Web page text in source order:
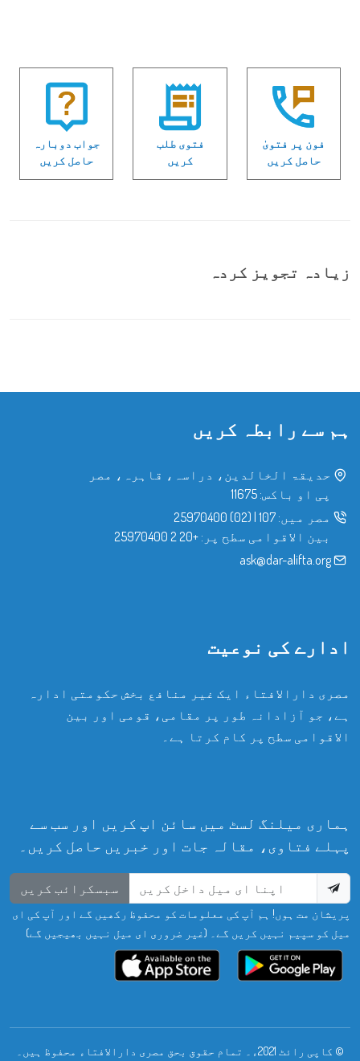
فون پر فتویٰ
حاصل کریں
فتوی طلب
کریں
جواب دوبارہ
حاصل کریں
زیادہ تجویز کردہ
ہم سے رابطہ کریں
حدیقۃ الخالدین، دراسہ، قاہرہ، مصر
پی او باکس: 11675
مصر میں: 107
|
(02) 25970400
بین الاقوامی سطح پر: +20 2 25970400
ask@dar-alifta.org
ادارے کی نوعیت
مصری دارالافتاء ایک غیر منافع بخش حکومتی ادارہ
ہے، جو آزادانہ طور پر مقامی، قومی اور بین
الاقوامی سطح پر کام کرتا ہے۔
ہماری میلنگ لسٹ میں سائن اپ کریں اور سب سے
پہلے فتاوی، مقالہ جات اور خبریں حاصل کریں۔
سبسکرائب کریں
پریشان مت ہوں! ہم آپ کی معلومات کو محفوظ رکھیں گے اور آپ کی ای
میل کو سپیم نہیں کریں گے۔ (غیر ضروری ای میل نہیں بھیجیں گے)
© کاپی رائٹ 2021ء۔ تمام حقوق بحق مصری دارالافتاء محفوظ ہیں۔